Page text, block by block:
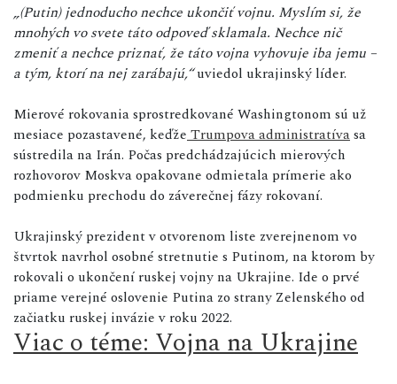
„(Putin) jednoducho nechce ukončiť vojnu. Myslím si, že
mnohých vo svete táto odpoveď sklamala. Nechce nič
zmeniť a nechce priznať, že táto vojna vyhovuje iba jemu –
a tým, ktorí na nej zarábajú,“uviedol ukrajinský líder.
Mierové rokovania sprostredkované Washingtonom sú už
mesiace pozastavené, keďže Trumpova administratívasa
sústredila na Irán. Počas predchádzajúcich mierových
rozhovorov Moskva opakovane odmietala prímerie ako
podmienku prechodu do záverečnej fázy rokovaní.
Ukrajinský prezident v otvorenom liste zverejnenom vo
štvrtok navrhol osobné stretnutie s Putinom, na ktorom by
rokovali o ukončení ruskej vojny na Ukrajine. Ide o prvé
priame verejné oslovenie Putina zo strany Zelenského od
začiatku ruskej invázie v roku 2022.
Viac o téme: Vojna na Ukrajine